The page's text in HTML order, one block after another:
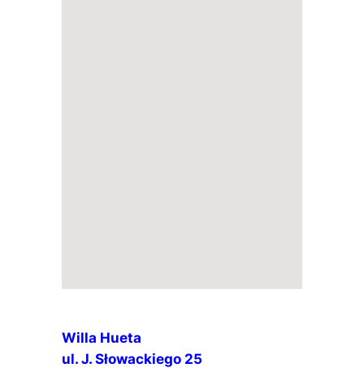
Willa Hueta
ul. J. Słowackiego 25